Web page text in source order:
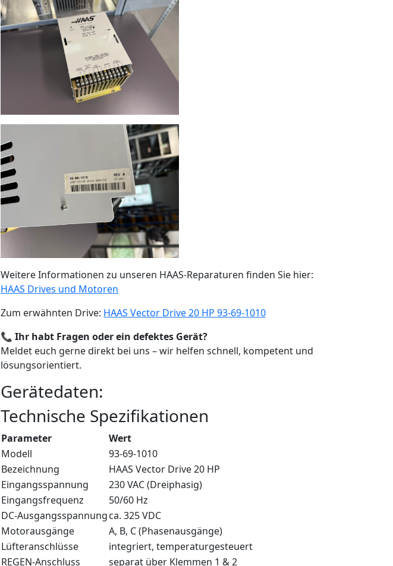
Weitere Informationen zu unseren HAAS-Reparaturen finden Sie hier:
HAAS Drives und Motoren
Zum erwähnten Drive: HAAS Vector Drive 20 HP 93-69-1010
📞 Ihr habt Fragen oder ein defektes Gerät?
Meldet euch gerne direkt bei uns – wir helfen schnell, kompetent und
lösungsorientiert.
Gerätedaten:
Technische Spezifikationen
Parameter
Wert
Modell
93-69-1010
Bezeichnung
HAAS Vector Drive 20 HP
Eingangsspannung
230 VAC (Dreiphasig)
Eingangsfrequenz
50/60 Hz
DC-Ausgangsspannungca. 325 VDC
Motorausgänge
A, B, C (Phasenausgänge)
Lüfteranschlüsse
integriert, temperaturgesteuert
REGEN-Anschluss
separat über Klemmen 1 & 2